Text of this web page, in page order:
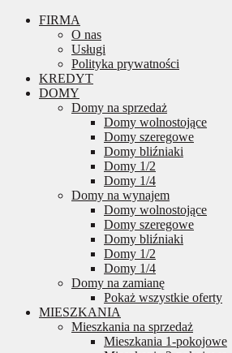
FIRMA
O nas
Usługi
Polityka prywatności
KREDYT
DOMY
Domy na sprzedaż
Domy wolnostojące
Domy szeregowe
Domy bliźniaki
Domy 1/2
Domy 1/4
Domy na wynajem
Domy wolnostojące
Domy szeregowe
Domy bliźniaki
Domy 1/2
Domy 1/4
Domy na zamianę
Pokaż wszystkie oferty
MIESZKANIA
Mieszkania na sprzedaż
Mieszkania 1-pokojowe